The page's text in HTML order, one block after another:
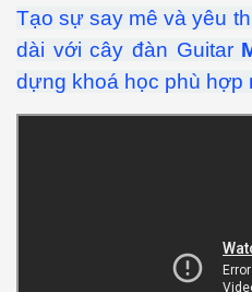
Tạo sự say mê và yêu
dài với cây đàn Guitar
dựng khoá học phù hợp